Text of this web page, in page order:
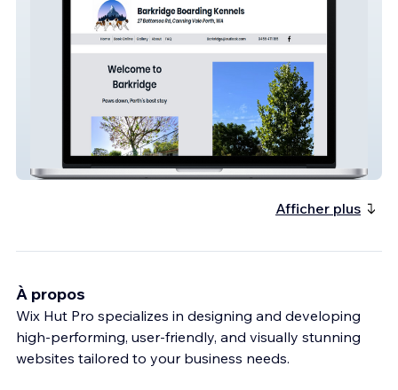
Barkridge
Afficher plus
À propos
Wix Hut Pro specializes in designing and developing
high-performing, user-friendly, and visually stunning
websites tailored to your business needs.